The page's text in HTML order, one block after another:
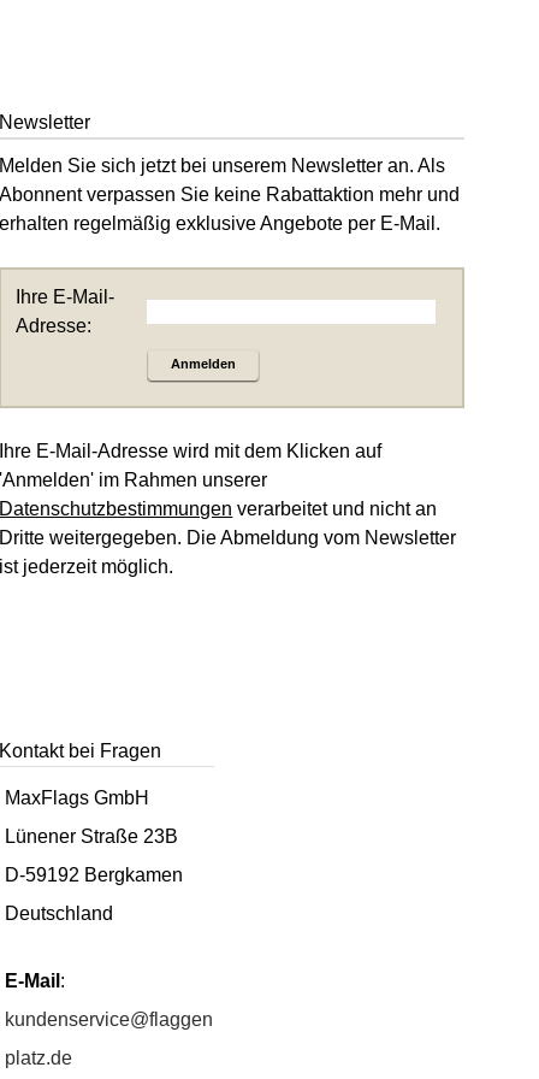
Newsletter
Melden Sie sich jetzt bei unserem Newsletter an. Als
Abonnent verpassen Sie keine Rabattaktion mehr und
erhalten regelmäßig exklusive Angebote per E-Mail.
Ihre E-Mail-
Adresse:
Anmelden
Ihre E-Mail-Adresse wird mit dem Klicken auf
'Anmelden' im Rahmen unserer
Datenschutzbestimmungen verarbeitet und nicht an
Dritte weitergegeben. Die Abmeldung vom Newsletter
ist jederzeit möglich.
Kontakt bei Fragen
MaxFlags GmbH
Lünener Straße 23B
D-59192 Bergkamen
Deutschland
E-Mail :
kundenservice@flaggen
platz.de